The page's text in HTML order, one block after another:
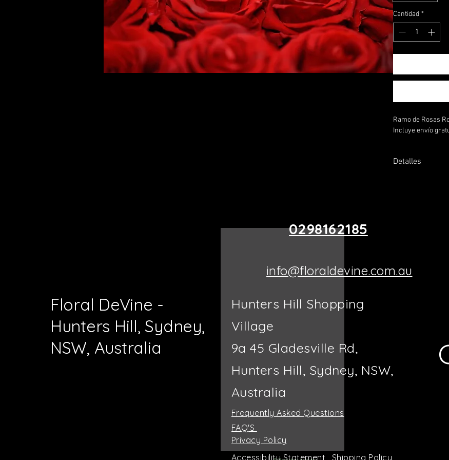
Cantidad *
Ramo de Rosas
Incluye envío
Detalles
Floral DeVine -
Hunters Hill, Sydney,
NSW, Australia
0298162185
info@floraldevine.com.au
Hunters Hill Shopping
Village
9a 45 Gladesville Rd,
Hunters Hill, Sydney, NSW,
Australia
Privacy Policy
Frequently Asked Questions
FAQ'S
Accessibility Statement Shipping Policy